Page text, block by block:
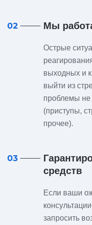
02 Мы
Острые
выходных и
выйти из
проблемы не
(приступы,
прочее).
03
средств
Если ваши
запросить